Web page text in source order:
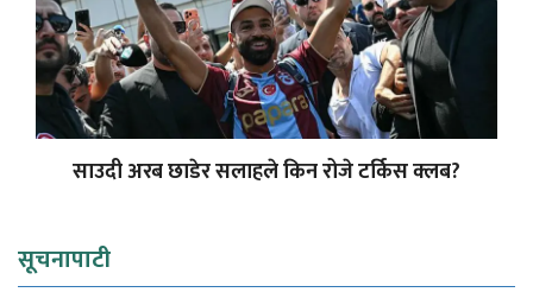
साउदी अरब छाडेर सलाहले किन रोजे टर्किस क्लब?
सूचनापाटी